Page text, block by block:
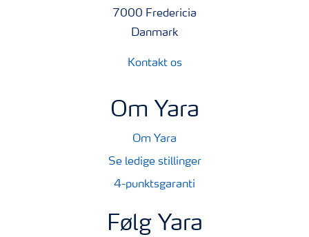
7000 Fredericia
Danmark
Kontakt os
Om Yara
Om Yara
Se ledige stillinger
4-punktsgaranti
Følg Yara